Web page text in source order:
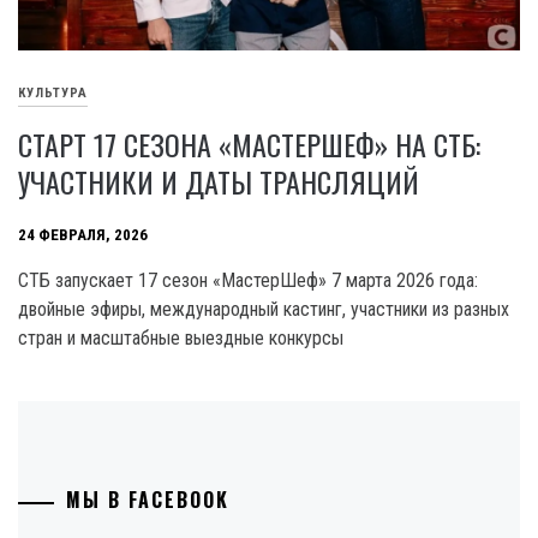
КУЛЬТУРА
СТАРТ 17 СЕЗОНА «МАСТЕРШЕФ» НА СТБ:
УЧАСТНИКИ И ДАТЫ ТРАНСЛЯЦИЙ
24 ФЕВРАЛЯ, 2026
СТБ запускает 17 сезон «МастерШеф» 7 марта 2026 года:
двойные эфиры, международный кастинг, участники из разных
стран и масштабные выездные конкурсы
МЫ В FACEBOOK